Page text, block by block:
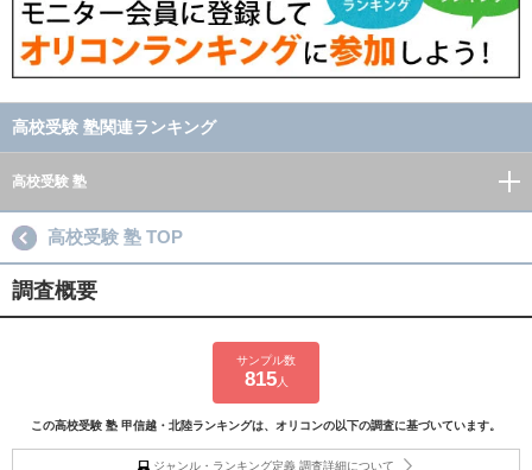
高校受験 塾関連ランキング
高校受験 塾
高校受験 塾 TOP
調査概要
サンプル数
815人
この高校受験 塾 甲信越・北陸ランキングは、オリコンの以下の調査に基づいています。
ジャンル・ランキング定義 調査詳細について